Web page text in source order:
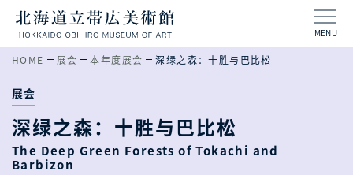
MENU
HOME 展会 本年度展会 深绿之森：十胜与巴比松
展会
深绿之森：十胜与巴比松
The Deep Green Forests of Tokachi and
Barbizon